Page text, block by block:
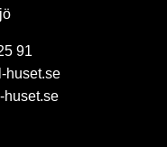
91
huset.se
huset.se